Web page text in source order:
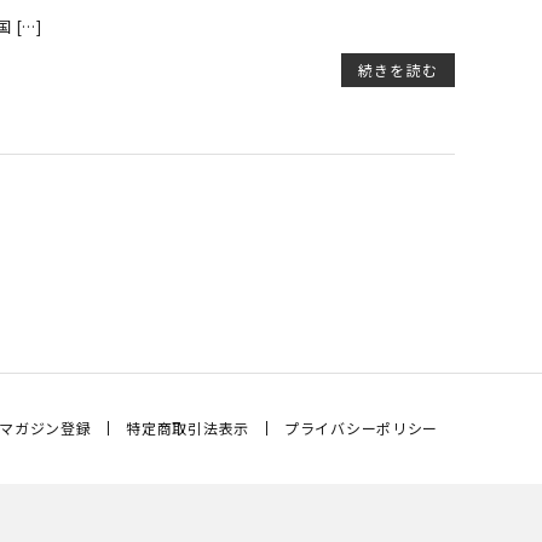
[…]
続きを読む
ガジン登録 特定商取引法表示 プライバシーポリシー